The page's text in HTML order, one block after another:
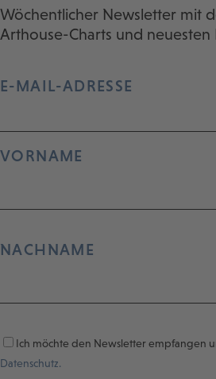
Wöchentlicher Newsletter mit
Arthouse-Charts und neuesten
E-MAIL-ADRESSE
VORNAME
NACHNAME
Ich möchte den Newsletter empfangen
Datenschutz.